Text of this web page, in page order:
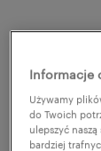
Informacje
Używamy
do Twoich
ulepszyć
bardziej